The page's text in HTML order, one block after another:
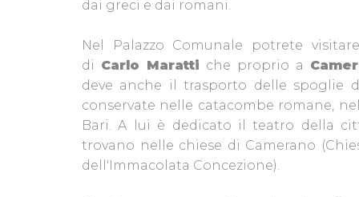
dai greci e dai romani.
Nel Palazzo Comunale potrete
di Carlo Maratti che proprio a
deve anche il trasporto delle spoglie
conservate nelle catacombe romane,
Bari. A lui è dedicato il teatro della
trovano nelle chiese di Camerano
dell'Immacolata Concezione).